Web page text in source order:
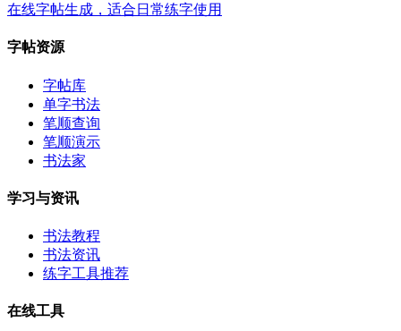
在线字帖生成，适合日常练字使用
字帖资源
字帖库
单字书法
笔顺查询
笔顺演示
书法家
学习与资讯
书法教程
书法资讯
练字工具推荐
在线工具